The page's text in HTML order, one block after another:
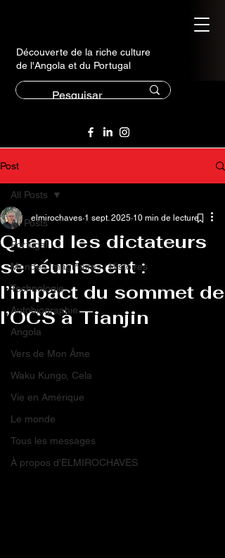
Découverte de la riche culture
de l'Angola et du Portugal
Post
All Posts
Portugal
Mondes Imaginaires : Histoires
Technologie
Autobiographie
Angola
Vers de Mon Âme
Waku Kungo, Cela
Vie en Amérique
Le monde
Tous les messages
À propos d'ELMIROCHAVES
All Posts
Quand les dictateurs
se réunissent :
l’impact du sommet de
l’OCS à Tianjin
elmirochaves 1 sept. 2025 10 min de lecture